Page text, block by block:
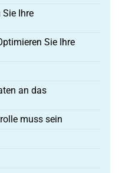
Sie Ihre
Sie Ihre
an das
muss sein